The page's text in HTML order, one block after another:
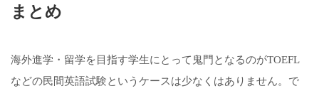
まとめ
海外進学・留学を目指す学生にとって鬼門となるのがTOEFL
などの民間英語試験というケースは少なくはありません。で